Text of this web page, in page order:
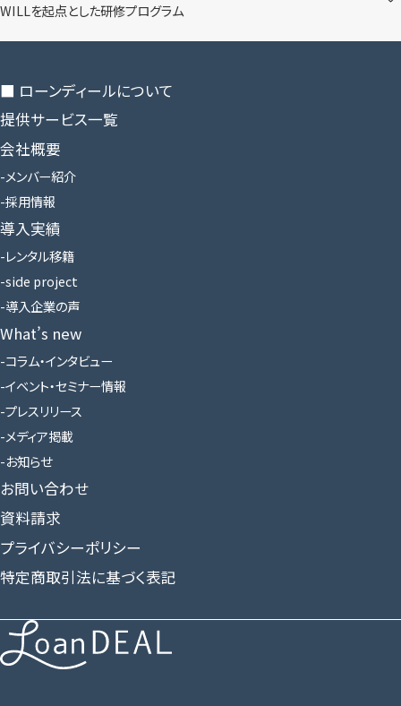
WILLを​起点とした​研修プログラム
■ ローンディールに​ついて
提供サービス一覧
会社概要
メンバー紹介
採用情報
導入実績
レンタル移籍
side project
導入企業の声
What’s new
コラム・インタビュー
イベント・セミナー情報
プレスリリース
メディア掲載
お知らせ
お問い合わせ
資料請求
プライバシーポリシー
特定商取引法に基づく表記